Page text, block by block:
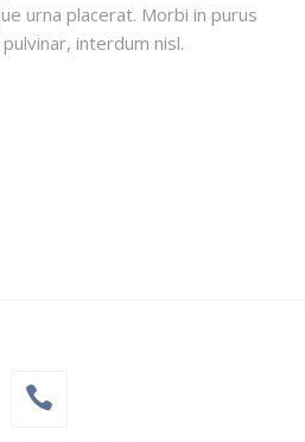
urna placerat. Morbi in purus
interdum nisl.